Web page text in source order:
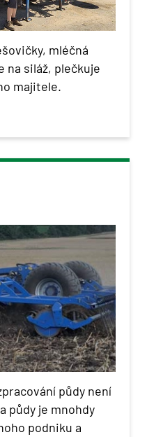
mléčná
na siláž, plečkuje
majitele.
půdy není
půdy je mnohdy
podniku a